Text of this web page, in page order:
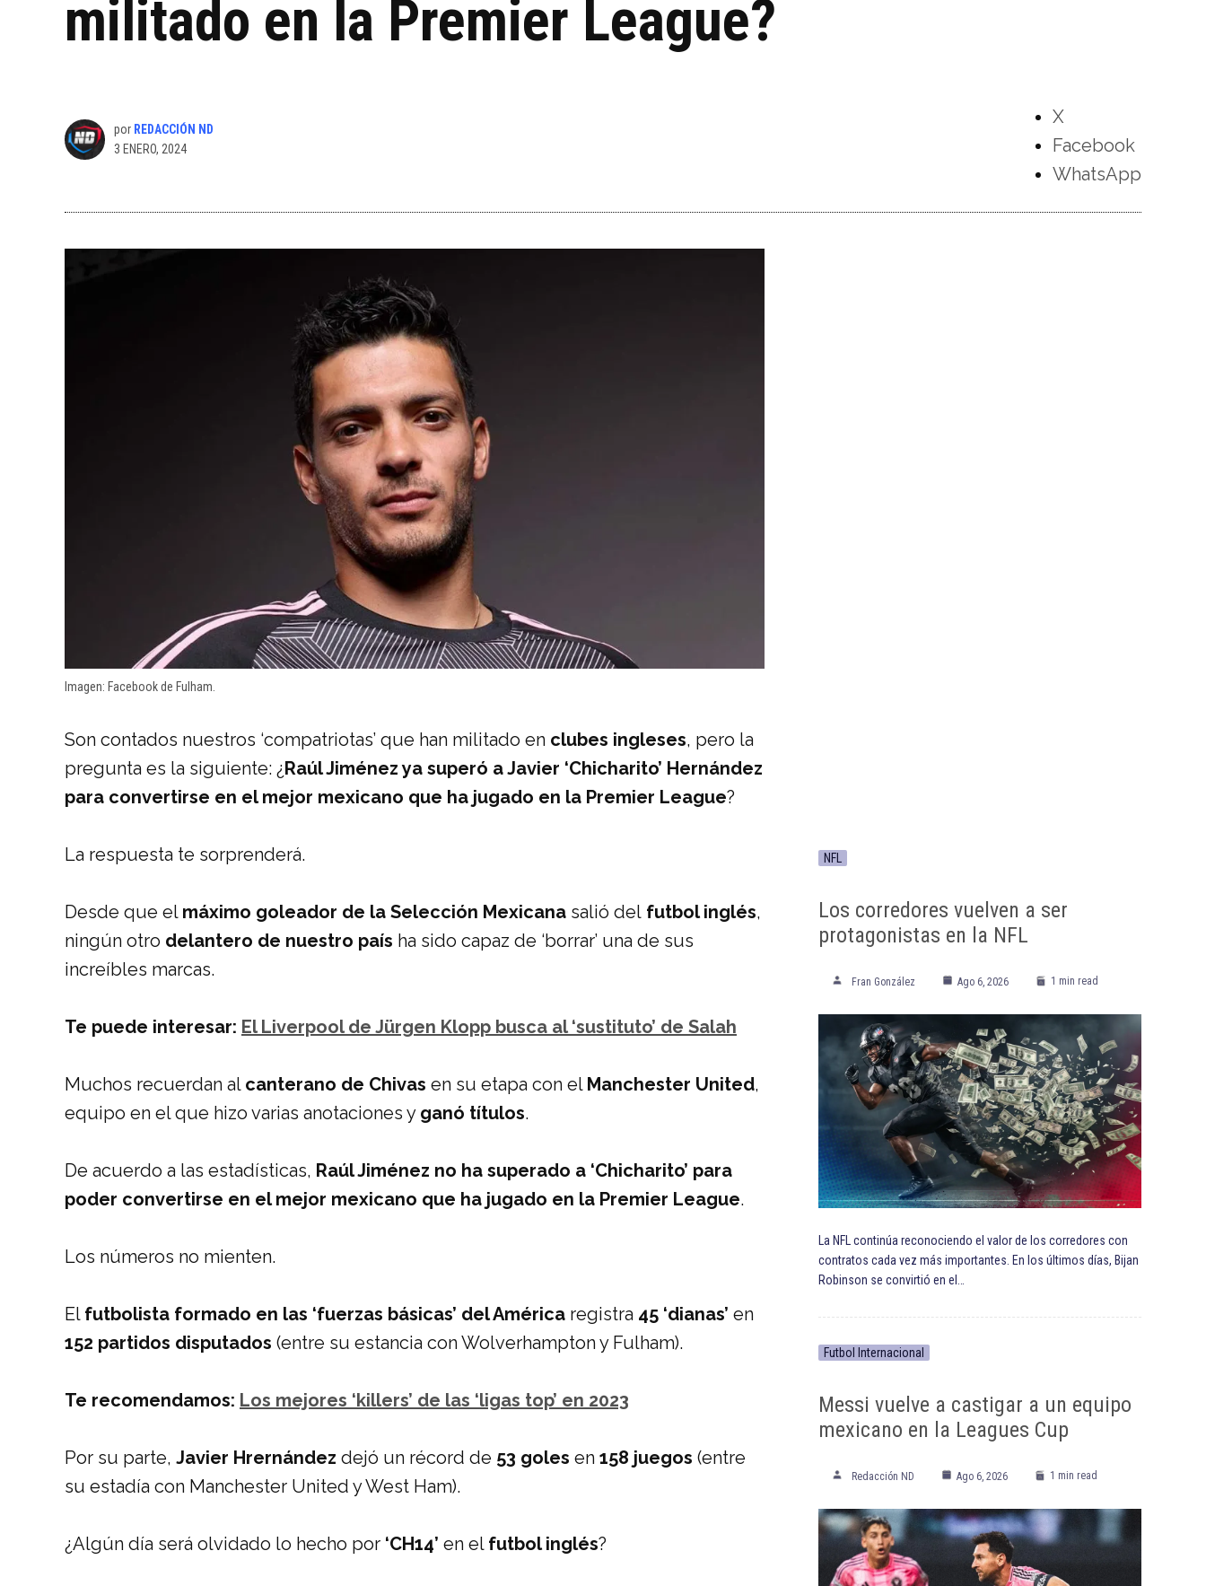
militado en la Premier League?
por REDACCIÓN ND
3 ENERO, 2024
X
Facebook
WhatsApp
Imagen: Facebook de Fulham.
Son contados nuestros ‘compatriotas’ que han militado en clubes ingleses, pero la
pregunta es la siguiente: ¿Raúl Jiménez ya superó a Javier ‘Chicharito’ Hernández
para convertirse en el mejor mexicano que ha jugado en la Premier League?
La respuesta te sorprenderá.
Desde que el máximo goleador de la Selección Mexicana salió del futbol inglés,
ningún otro delantero de nuestro país ha sido capaz de ‘borrar’ una de sus
increíbles marcas.
Te puede interesar: El Liverpool de Jürgen Klopp busca al ‘sustituto’ de Salah
Muchos recuerdan al canterano de Chivas en su etapa con el Manchester United,
equipo en el que hizo varias anotaciones y ganó títulos.
De acuerdo a las estadísticas, Raúl Jiménez no ha superado a ‘Chicharito’ para
poder convertirse en el mejor mexicano que ha jugado en la Premier League.
Los números no mienten.
El futbolista formado en las ‘fuerzas básicas’ del América registra 45 ‘dianas’ en
152 partidos disputados (entre su estancia con Wolverhampton y Fulham).
Te recomendamos: Los mejores ‘killers’ de las ‘ligas top’ en 2023
Por su parte, Javier Hrernández dejó un récord de 53 goles en 158 juegos (entre
su estadía con Manchester United y West Ham).
¿Algún día será olvidado lo hecho por ‘CH14’ en el futbol inglés?
NFL
Los corredores vuelven a ser
protagonistas en la NFL
Fran González Ago 6, 2026 1 min read
La NFL continúa reconociendo el valor de los corredores con
contratos cada vez más importantes. En los últimos días, Bijan
Robinson se convirtió en el…
Futbol Internacional
Messi vuelve a castigar a un equipo
mexicano en la Leagues Cup
Redacción ND Ago 6, 2026 1 min read